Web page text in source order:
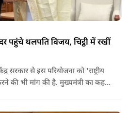
पहुंचे थलपति विजय, चिट्ठी में रखीं
की भी मांग की है. मुख्यमंत्री का कहना